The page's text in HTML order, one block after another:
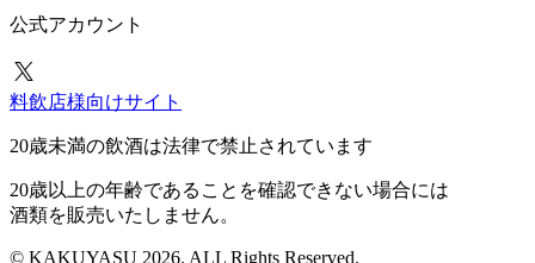
公式アカウント
料飲店様向けサイト
20歳未満の飲酒は法律で禁止されています
20歳以上の年齢であることを確認できない場合には
酒類を販売いたしません。
© KAKUYASU 2026. ALL Rights Reserved.